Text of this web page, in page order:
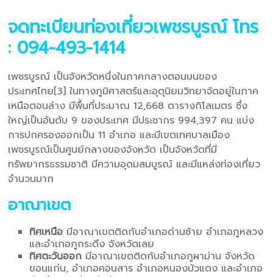
จดทะเบียนท่องเที่ยวเพชรบูรณ์โทร
: 094-493-1414
เพชรบูรณ์ เป็นจังหวัดหนึ่งในภาคกลางตอนบนของ
ประเทศไทย[3] ในทางภูมิศาสตร์และอุตุนิยมวิทยาจัดอยู่ในภาค
เหนือตอนล่าง มีพื้นที่ประมาณ 12,668 ตารางกิโลเมตร ซึ่ง
ใหญ่เป็นอันดับ 9 ของประเทศ มีประชากร 994,397 คน แบ่ง
การปกครองออกเป็น 11 อำเภอ และมีเขตเทศบาลเมือง
เพชรบูรณ์เป็นศูนย์กลางของจังหวัด เป็นจังหวัดที่มี
ทรัพยากรธรรมชาติ มีความอุดมสมบูรณ์ และมีแหล่งท่องเที่ยว
จำนวนมาก
อาณาเขต
ทิศเหนือ มีอาณาเขตติดกับอำเภอด่านซ้าย อำเภอภูหลวง
และอำเภอภูกระดึง จังหวัดเลย
ทิศตะวันออก มีอาณาเขตติดกับอำเภอภูผาม่าน จังหวัด
ขอนแก่น, อำเภอคอนสาร อำเภอหนองบัวแดง และอำเภอ